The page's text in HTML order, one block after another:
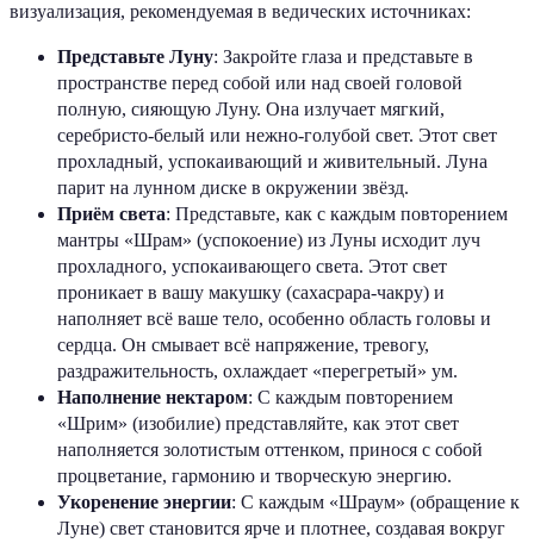
визуализация, рекомендуемая в ведических источниках:
Представьте Луну: Закройте глаза и представьте в
пространстве перед собой или над своей головой
полную, сияющую Луну. Она излучает мягкий,
серебристо-белый или нежно-голубой свет. Этот свет
прохладный, успокаивающий и живительный. Луна
парит на лунном диске в окружении звёзд.
Приём света: Представьте, как с каждым повторением
мантры «Шрам» (успокоение) из Луны исходит луч
прохладного, успокаивающего света. Этот свет
проникает в вашу макушку (сахасрара-чакру) и
наполняет всё ваше тело, особенно область головы и
сердца. Он смывает всё напряжение, тревогу,
раздражительность, охлаждает «перегретый» ум.
Наполнение нектаром: С каждым повторением
«Шрим» (изобилие) представляйте, как этот свет
наполняется золотистым оттенком, принося с собой
процветание, гармонию и творческую энергию.
Укоренение энергии: С каждым «Шраум» (обращение к
Луне) свет становится ярче и плотнее, создавая вокруг